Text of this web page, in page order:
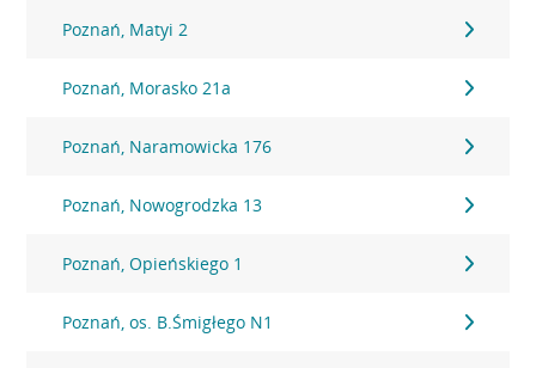
Poznań, Matyi 2
Poznań, Morasko 21a
Poznań, Naramowicka 176
Poznań, Nowogrodzka 13
Poznań, Opieńskiego 1
Poznań, os. B.Śmigłego N1